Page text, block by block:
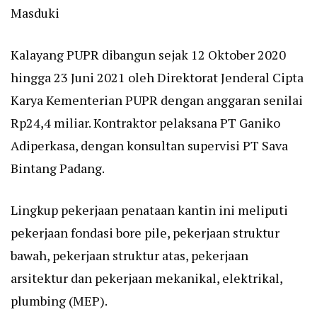
Masduki
Kalayang PUPR dibangun sejak 12 Oktober 2020
hingga 23 Juni 2021 oleh Direktorat Jenderal Cipta
Karya Kementerian PUPR dengan anggaran senilai
Rp24,4 miliar. Kontraktor pelaksana PT Ganiko
Adiperkasa, dengan konsultan supervisi PT Sava
Bintang Padang.
Lingkup pekerjaan penataan kantin ini meliputi
pekerjaan fondasi bore pile, pekerjaan struktur
bawah, pekerjaan struktur atas, pekerjaan
arsitektur dan pekerjaan mekanikal, elektrikal,
plumbing (MEP).